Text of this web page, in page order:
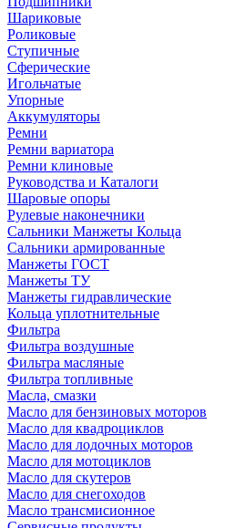
Шариковые
Роликовые
Ступичные
Сферические
Игольчатые
Упорные
Аккумуляторы
Ремни
Ремни вариатора
Ремни клиновые
Руководства и Каталоги
Шаровые опоры
Рулевые наконечники
Сальники Манжеты Кольца
Сальники армированные
Манжеты ГОСТ
Манжеты ТУ
Манжеты гидравлические
Кольца уплотнительные
Фильтра
Фильтра воздушные
Фильтра масляные
Фильтра топливные
Масла, смазки
Масло для бензиновых моторов
Масло для квадроциклов
Масло для лодочных моторов
Масло для мотоциклов
Масло для скутеров
Масло для снегоходов
Масло трансмисионное